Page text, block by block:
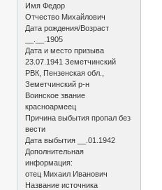
Имя Федор
Отчество Михайлович
Дата рождения/Возраст
__.__.1905
Дата и место призыва
23.07.1941 Земетчинский
РВК, Пензенская обл.,
Земетчинский р-н
Воинское звание
красноармеец
Причина выбытия пропал без
вести
Дата выбытия __.01.1942
Дополнительная
информация:
отец Михаил Иванович
Название источника